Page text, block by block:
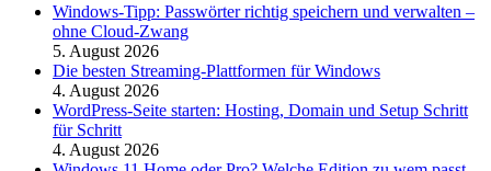
Windows-Tipp: Passwörter richtig speichern und verwalten –
ohne Cloud-Zwang
5. August 2026
Die besten Streaming-Plattformen für Windows
4. August 2026
WordPress-Seite starten: Hosting, Domain und Setup Schritt
für Schritt
4. August 2026